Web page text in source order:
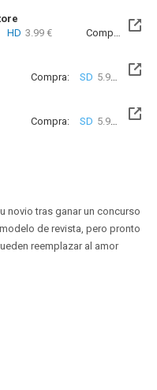
HD 3.99 € Compra: SD
Compra: SD 5.99 €
Compra: SD 5.99 €
novio tras ganar un concurso
de revista, pero pronto
reemplazar al amor